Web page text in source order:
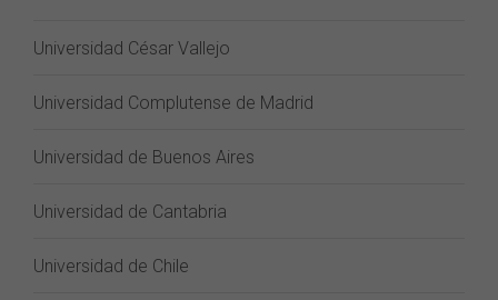
Universidad César Vallejo
Universidad Complutense de Madrid
Universidad de Buenos Aires
Universidad de Cantabria
Universidad de Chile